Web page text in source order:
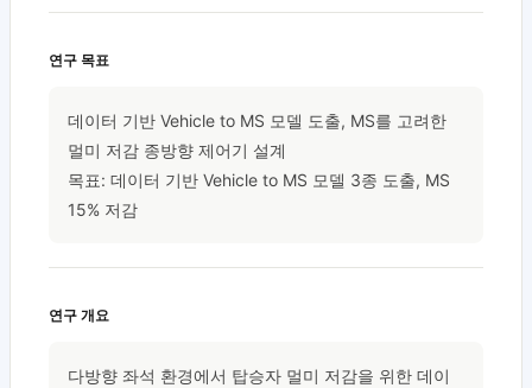
연구 목표
데이터 기반 Vehicle to MS 모델 도출, MS를 고려한
멀미 저감 종방향 제어기 설계
목표: 데이터 기반 Vehicle to MS 모델 3종 도출, MS
연구 개요
다방향 좌석 환경에서 탑승자 멀미 저감을 위한 데이